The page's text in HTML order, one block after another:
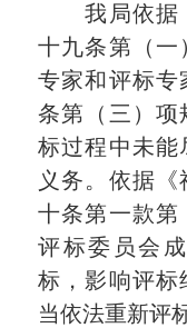
我局依据《
十九条第（一
专家和评标专
条第（三）项
标过程中未能
义务。依据
十条第一款第
评标委员会
标，影响评标
当依法重新评